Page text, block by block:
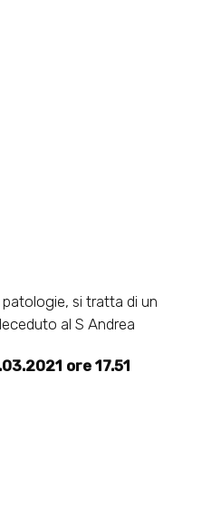
si tratta di un
al S Andrea
ore 17.51